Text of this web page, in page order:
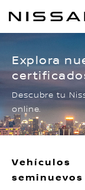
contenido
Explora
Descubre tu
online.
Vehículos
seminuevos